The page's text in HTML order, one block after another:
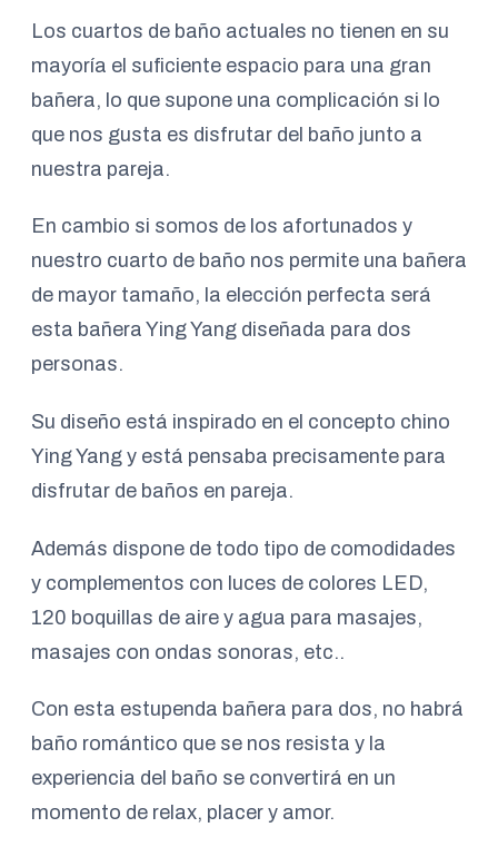
Los cuartos de baño actuales no tienen en su
mayoría el suficiente espacio para una gran
bañera, lo que supone una complicación si lo
que nos gusta es disfrutar del baño junto a
nuestra pareja.
En cambio si somos de los afortunados y
nuestro cuarto de baño nos permite una bañera
de mayor tamaño, la elección perfecta será
esta bañera Ying Yang diseñada para dos
personas.
Su diseño está inspirado en el concepto chino
Ying Yang y está pensaba precisamente para
disfrutar de baños en pareja.
Además dispone de todo tipo de comodidades
y complementos con luces de colores LED,
120 boquillas de aire y agua para masajes,
masajes con ondas sonoras, etc..
Con esta estupenda bañera para dos, no habrá
baño romántico que se nos resista y la
experiencia del baño se convertirá en un
momento de relax, placer y amor.